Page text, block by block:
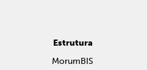
Estrutura
MorumBIS